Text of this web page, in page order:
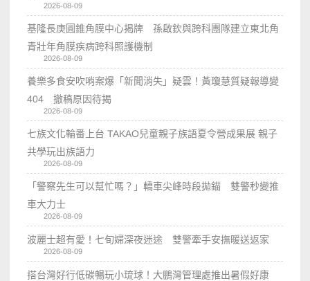
2026-08-09
基隆長庚圓錐角膜中心揭牌 孫啟欽與跨科團隊建立東北角
青壯年角膜疾病跨科照護機制
2026-08-09
養樂多食安吹哨案爆「新聞消失」疑雲！黃瓊慧質疑報導變
404 撤稿原因待揭
2026-08-09
七族文化輪番上台 TAKAO兒童親子族語夏令營成果展 親子
共學玩出族語力
2026-08-09
「警察先生可以幫忙嗎？」轎車尖峰時段拋錨 雙警秒變推
車大力士
2026-08-09
波麗士超有愛！七旬婦深夜迷途 雙警牽手安撫暖送返家
2026-08-09
搭台灣好行低碳暢玩小琉球！大鵬灣管理處推出暑假好康